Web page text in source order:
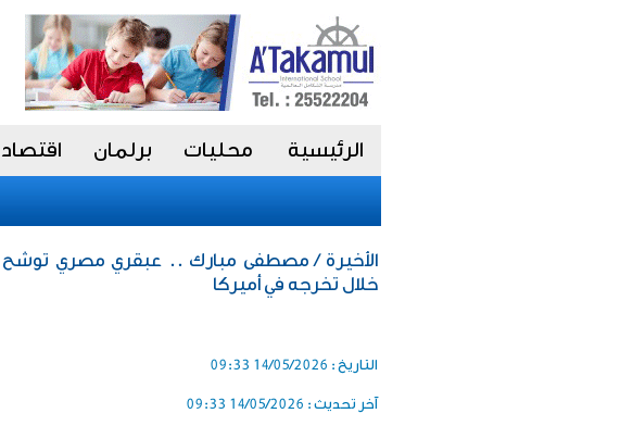
الرئيسية محليات برلمان اقتصاد
الأخيرة / مصطفى مبارك .. عبقري مصري توشح
خلال تخرجه في أميركا
التاريخ : 14/05/2026 09:33
آخر تحديث : 14/05/2026 09:33